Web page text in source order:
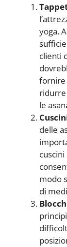
yoga.
clienti
fornire
ridurre
le
delle
modo
di